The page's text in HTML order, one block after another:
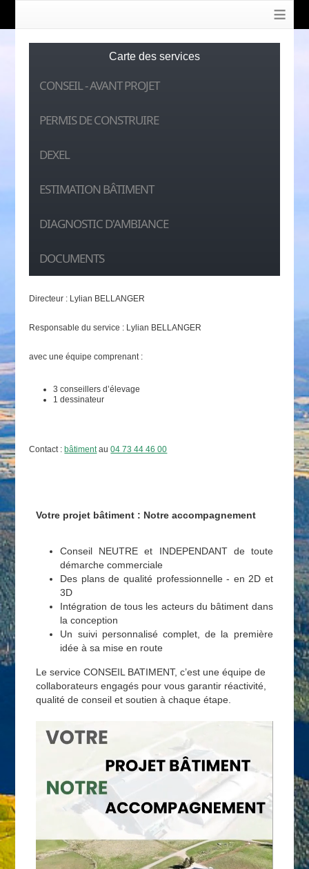
≡
Carte des services
CONSEIL - AVANT PROJET
PERMIS DE CONSTRUIRE
DEXEL
ESTIMATION BÂTIMENT
DIAGNOSTIC D'AMBIANCE
DOCUMENTS
Directeur : Lylian BELLANGER
Responsable du service : Lylian BELLANGER
avec une équipe comprenant :
3 conseillers d’élevage
1 dessinateur
Contact : bâtimentau04 73 44 46 00
Votre projet bâtiment : Notre accompagnement
Conseil NEUTRE et INDEPENDANT de toute
démarche commerciale
Des plans de qualité professionnelle - en 2D et
3D
Intégration de tous les acteurs du bâtiment dans
la conception
Un suivi personnalisé complet, de la première
idée à sa mise en route
Le service CONSEIL BATIMENT, c’est une équipe de
collaborateurs engagés pour vous garantir réactivité,
qualité de conseil et soutien à chaque étape.